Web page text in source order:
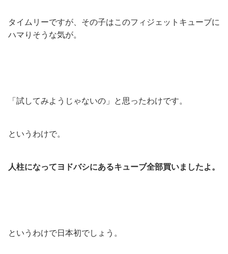
タイムリーですが、その子はこのフィジェットキューブに
ハマりそうな気が。
「試してみようじゃないの」と思ったわけです。
というわけで。
人柱になってヨドバシにあるキューブ全部買いましたよ。
というわけで日本初でしょう。